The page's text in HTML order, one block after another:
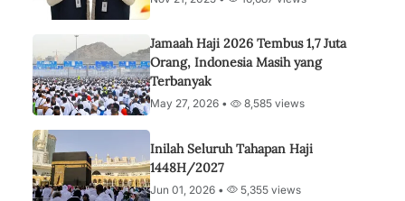
Jamaah Haji 2026 Tembus 1,7 Juta
Orang, Indonesia Masih yang
Terbanyak
May 27, 2026 • 8,585 views
Inilah Seluruh Tahapan Haji
1448H/2027
Jun 01, 2026 • 5,355 views